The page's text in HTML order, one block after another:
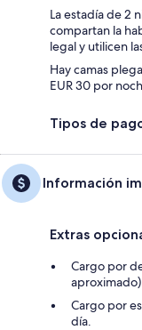
La estadía de 2
compartan la
legal y utilicen
Hay camas
EUR 30 por
Tipos de
Información
Extras
Cargo por
Cargo por
día.